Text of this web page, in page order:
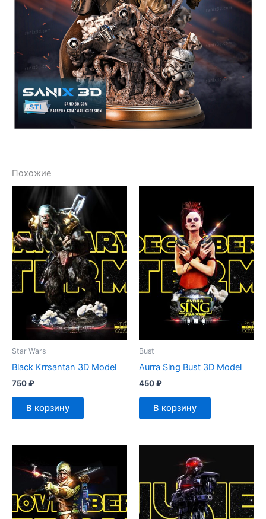
Похожие
Star Wars
Black Krrsantan 3D Model
750₽
В корзину
Bust
Aurra Sing Bust 3D Model
450₽
В корзину